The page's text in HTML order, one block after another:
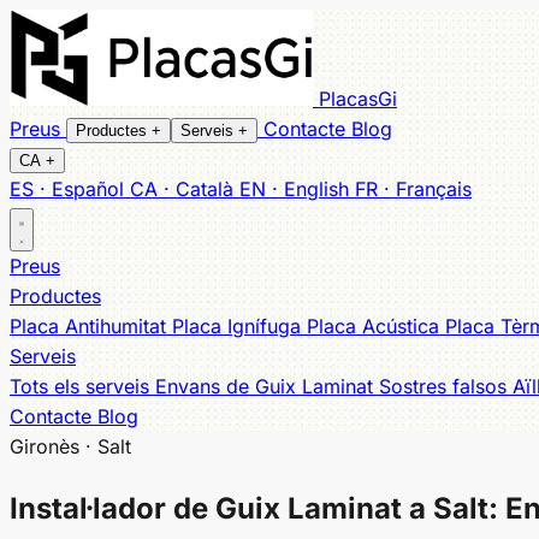
PlacasGi
Preus
Productes + Serveis + Contacte Blog
CA +
ES · Español CA · Català EN · English FR · Français
Tots els productes
Tots els serveis
Cobertura local
BanyolesSaltSarrià de TerCassà de la SelvaFigueres
Preus
Productes
Placa Antihumitat Placa Ignífuga Placa Acústica Placa
Serveis
Tots els serveis Envans de Guix Laminat Sostres falsos
Contacte Blog
Gironès · Salt
Instal·lador de Guix Laminat a Salt: